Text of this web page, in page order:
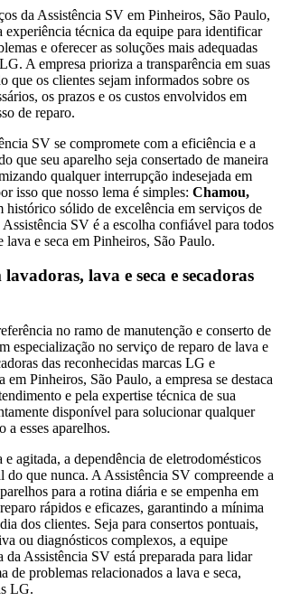
da Assistência SV em Pinheiros, São Paulo,
experiência técnica da equipe para identificar
e oferecer as soluções mais adequadas
LG. A empresa prioriza a transparência em suas
que os clientes sejam informados sobre os
os prazos e os custos envolvidos em
de reparo.
SV se compromete com a eficiência e a
que seu aparelho seja consertado de maneira
qualquer interrupção indesejada em
isso que nosso lema é simples: Chamou,
sólido de excelência em serviços de
Assistência SV é a escolha confiável para todos
lava e seca em Pinheiros, São Paulo.
lavadoras, lava e seca e secadoras
no ramo de manutenção e conserto de
especialização no serviço de reparo de lava e
das reconhecidas marcas LG e
em Pinheiros, São Paulo, a empresa se destaca
e pela expertise técnica de sua
disponível para solucionar qualquer
a esses aparelhos.
agitada, a dependência de eletrodomésticos
do que nunca. A Assistência SV compreende a
para a rotina diária e se empenha em
rápidos e eficazes, garantindo a mínima
dos clientes. Seja para consertos pontuais,
ou diagnósticos complexos, a equipe
da Assistência SV está preparada para lidar
de problemas relacionados a lava e seca,
LG.